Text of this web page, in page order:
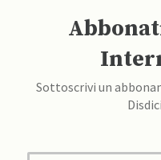
Sottoscrivi un